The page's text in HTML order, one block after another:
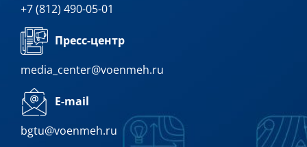
+7 (812) 490-05-01
Пресс-центр
media_center@voenmeh.ru
E-mail
bgtu@voenmeh.ru